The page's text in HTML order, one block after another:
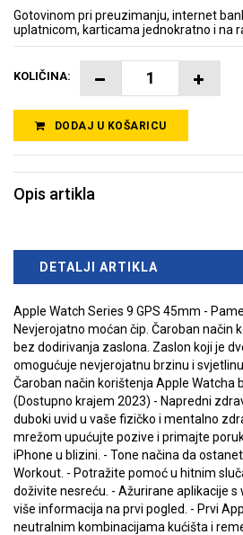
Gotovinom pri preuzimanju, internet
uplatnicom, karticama jednokratno i na
KOLIČINA:
DODAJ U KOŠARICU
Opis artikla
DETALJI ARTIKLA
Apple Watch Series 9 GPS 45mm -
Nevjerojatno moćan čip. Čaroban način
bez dodirivanja zaslona. Zaslon koji je
omogućuje nevjerojatnu brzinu i
Čaroban način korištenja Apple Watcha
(Dostupno krajem 2023) - Napredni
duboki uvid u vaše fizičko i mentalno
mrežom upućujte pozive i primajte
iPhone u blizini. - Tone načina da
Workout. - Potražite pomoć u hitnim
doživite nesreću. - Ažurirane aplikacije s
više informacija na prvi pogled. - Prvi
neutralnim kombinacijama kućišta i